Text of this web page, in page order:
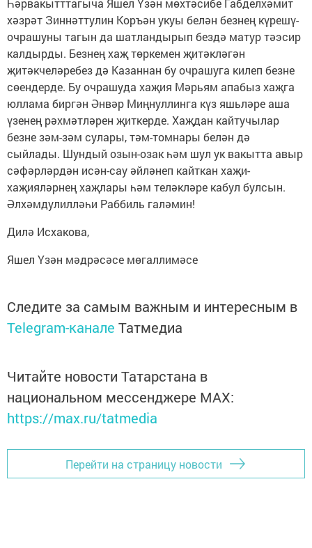
Һәрвакытттагыча Яшел Үзән мөхтәсибе Габделхәмит
хәзрәт Зиннәттулин Коръән укуы белән безнең күрешү-
очрашуны тагын да шатландырып бездә матур тәэсир
калдырды. Безнең хаҗ төркемен җитәкләгән
җитәкчеләребез дә Казаннан бу очрашуга килеп безне
сөендерде. Бу очрашуда хаҗия Мәрьям апабыз хаҗга
юллама биргән Әнвәр Миңнуллинга күз яшьләре аша
үзенең рәхмәтләрен җиткерде. Хаҗдан кайтучылар
безне зәм-зәм сулары, тәм-томнары белән дә
сыйлады. Шундый озын-озак һәм шул ук вакытта авыр
сәфәрләрдән исән-сау әйләнеп кайткан хаҗи-
хаҗияләрнең хаҗлары һәм теләкләре кабул булсын.
Әлхәмдулилләһи Раббиль галәмин!
Дилә Исхакова,
Яшел Үзән мәдрәсәсе мөгаллимәсе
Следите за самым важным и интересным в
Telegram-канале Татмедиа
Читайте новости Татарстана в
национальном мессенджере MАХ:
https://max.ru/tatmedia
Перейти на страницу новости